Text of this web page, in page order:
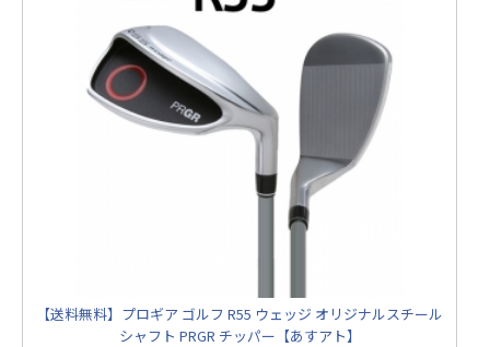
【送料無料】プロギア ゴルフ R55 ウェッジ オリジナルスチール
シャフト PRGR チッパー【あすアト】